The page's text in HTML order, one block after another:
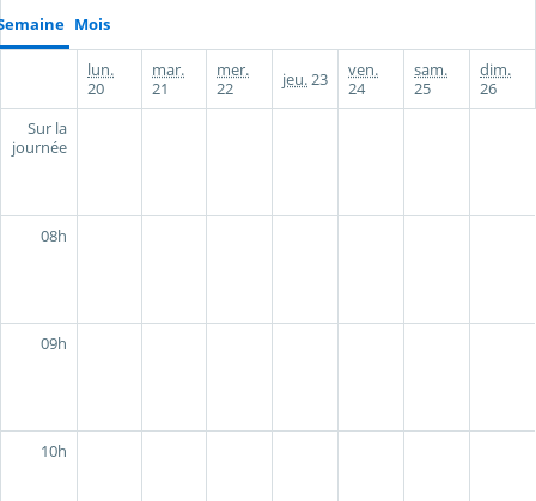
Mois
lun.
20
mar.
21
mer.
22
jeu.23
ven.
24
sam.
25
dim.
26
Sur la
journée
08h
09h
10h